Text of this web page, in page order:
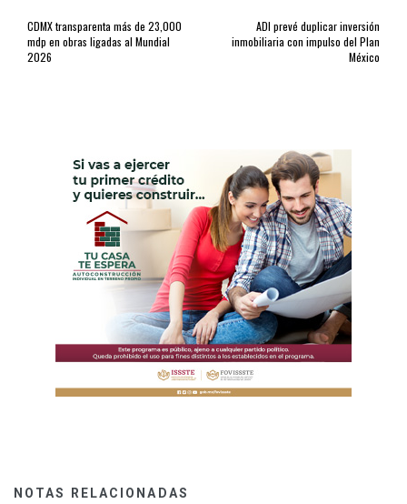
CDMX transparenta más de 23,000
mdp en obras ligadas al Mundial
2026
ADI prevé duplicar inversión
inmobiliaria con impulso del Plan
México
NOTAS RELACIONADAS